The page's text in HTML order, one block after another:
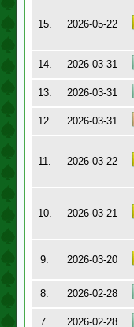
15. 2026-05-22
14. 2026-03-31
13.
2026-03-31
12.
2026-03-31
11. 2026-03-22
10. 2026-03-21
9. 2026-03-20
8. 2026-02-28
7.
2026-02-28